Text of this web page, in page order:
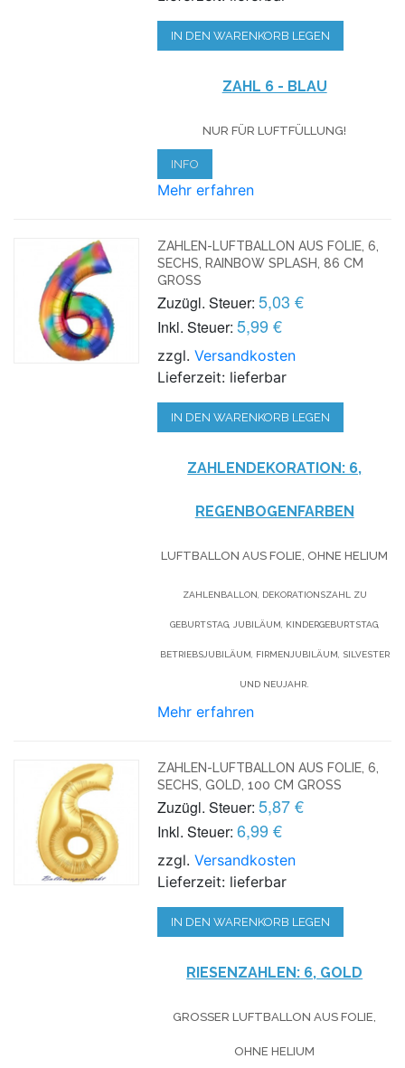
IN DEN WARENKORB LEGEN
ZAHL 6 - BLAU
NUR FÜR LUFTFÜLLUNG!
INFO
Mehr erfahren
ZAHLEN-LUFTBALLON AUS FOLIE, 6,
SECHS, RAINBOW SPLASH, 86 CM
GROSS
Zuzügl. Steuer: 5,03 €
Inkl. Steuer: 5,99 €
zzgl.Versandkosten
Lieferzeit: lieferbar
IN DEN WARENKORB LEGEN
ZAHLENDEKORATION: 6,
REGENBOGENFARBEN
LUFTBALLON AUS FOLIE, OHNE HELIUM
ZAHLENBALLON, DEKORATIONSZAHL ZU
GEBURTSTAG, JUBILÄUM, KINDERGEBURTSTAG,
BETRIEBSJUBILÄUM, FIRMENJUBILÄUM, SILVESTER
UND NEUJAHR.
Mehr erfahren
ZAHLEN-LUFTBALLON AUS FOLIE, 6,
SECHS, GOLD, 100 CM GROSS
Zuzügl. Steuer: 5,87 €
Inkl. Steuer: 6,99 €
zzgl.Versandkosten
Lieferzeit: lieferbar
IN DEN WARENKORB LEGEN
RIESENZAHLEN: 6, GOLD
GROSSER LUFTBALLON AUS FOLIE, O
HNE HELIUM